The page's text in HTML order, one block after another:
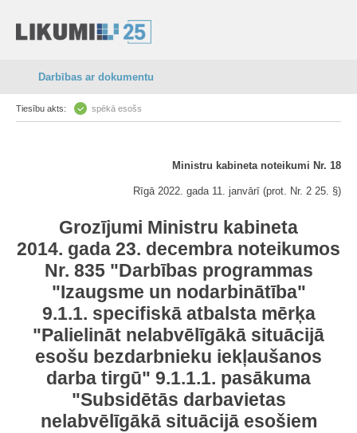
Darbības ar dokumentu
Tiesību akts: spēkā esošs
Ministru kabineta noteikumi Nr. 18
Rīgā 2022. gada 11. janvārī (prot. Nr. 2 25. §)
Grozījumi Ministru kabineta
2014. gada 23. decembra noteikumos
Nr. 835 "Darbības programmas
"Izaugsme un nodarbinātība"
9.1.1. specifiskā atbalsta mērķa
"Palielināt nelabvēlīgākā situācijā
esošu bezdarbnieku iekļaušanos
darba tirgū" 9.1.1.1. pasākuma
"Subsidētās darbavietas
nelabvēlīgākā situācijā esošiem